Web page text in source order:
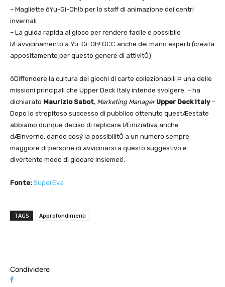
– Magliette ôYu-Gi-Oh!ö per lo staff di animazione dei centri
invernali
– La guida rapida al gioco per rendere facile e possibile
lÆavvicinamento a Yu-Gi-Oh! GCC anche dei mano esperti (creata
appositamente per questo genere di attivitÓ)
ôDiffondere la cultura dei giochi di carte collezionabili Þ una delle
missioni principali che Upper Deck Italy intende svolgere. – ha
dichiarato Maurizio Sabot, Marketing Manager Upper Deck Italy–
Dopo lo strepitoso successo di pubblico ottenuto questÆestate
abbiamo dunque deciso di replicare lÆiniziativa anche
dÆinverno, dando cosý la possibilitÓ a un numero sempre
maggiore di persone di avvicinarsi a questo suggestivo e
divertente modo di giocare insiemeö.
Fonte: SuperEva
TAGS Approfondimenti
Condividere